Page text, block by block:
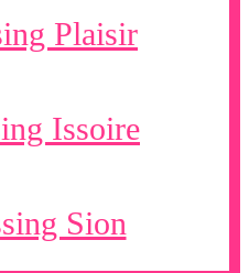
Plaisir
Issoire
Sion